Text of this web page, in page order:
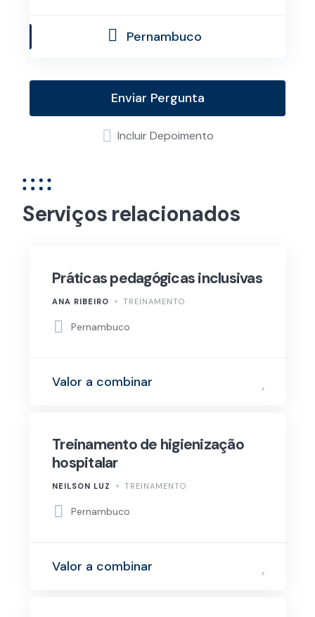
Pernambuco
Enviar Pergunta
Incluir Depoimento
Serviços relacionados
Práticas pedagógicas inclusivas
ANA RIBEIRO TREINAMENTO
Pernambuco
Valor a combinar
Treinamento de higienização
hospitalar
NEILSON LUZ TREINAMENTO
Pernambuco
Valor a combinar